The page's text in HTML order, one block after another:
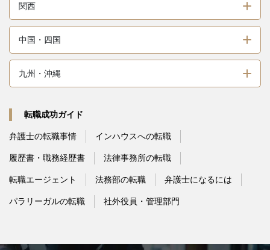
関西
中国・四国
九州・沖縄
転職成功ガイド
弁護士の転職事情 インハウスへの転職
履歴書・職務経歴書 法律事務所の転職
転職エージェント 法務部の転職 弁護士になるには
パラリーガルの転職 社外役員・管理部門